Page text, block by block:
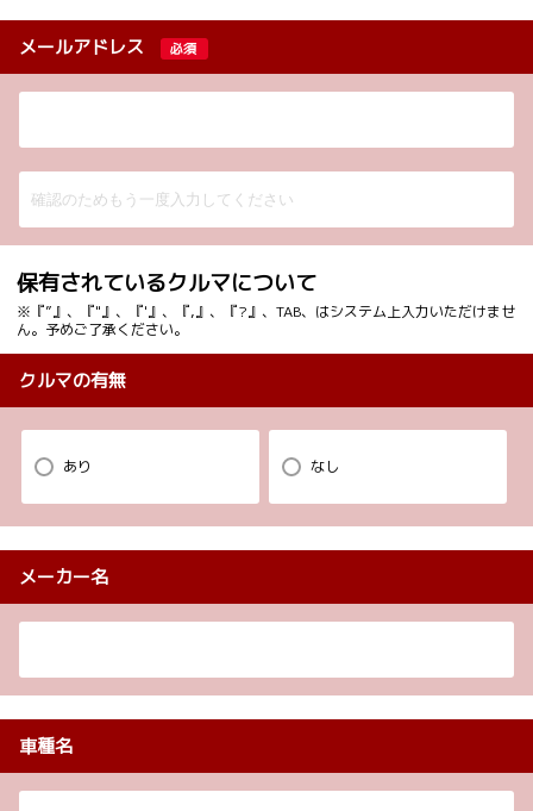
メールアドレス 必須
保有されているクルマについて
※『”』、『"』、『'』、『,』、『?』、TAB、はシステム上入力いただけませ
ん。予めご了承ください。
クルマの有無
あり なし
メーカー名
車種名